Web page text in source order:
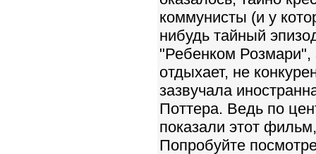
коммунисты (и у
нибудь тайный
"Ребенком Розмари",
отдыхает, не
зазвучала
Поттера. Ведь по
показали этот
Попробуйте